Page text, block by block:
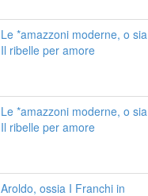
Le *amazzoni moderne, o sia
Il ribelle per amore
Le *amazzoni moderne, o sia
Il ribelle per amore
Aroldo, ossia I Franchi in